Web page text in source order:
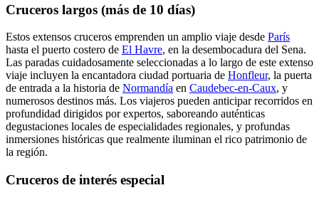
Cruceros largos (más de 10 días)
Estos extensos cruceros emprenden un amplio viaje desde París
hasta el puerto costero de El Havre, en la desembocadura del Sena.
Las paradas cuidadosamente seleccionadas a lo largo de este extenso
viaje incluyen la encantadora ciudad portuaria de Honfleur, la puerta
de entrada a la historia de Normandía en Caudebec-en-Caux, y
numerosos destinos más. Los viajeros pueden anticipar recorridos en
profundidad dirigidos por expertos, saboreando auténticas
degustaciones locales de especialidades regionales, y profundas
inmersiones históricas que realmente iluminan el rico patrimonio de
la región.
Cruceros de interés especial